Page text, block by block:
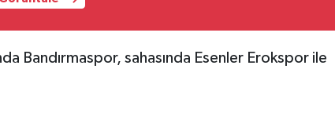
Bandırmaspor, sahasında Esenler Erokspor ile